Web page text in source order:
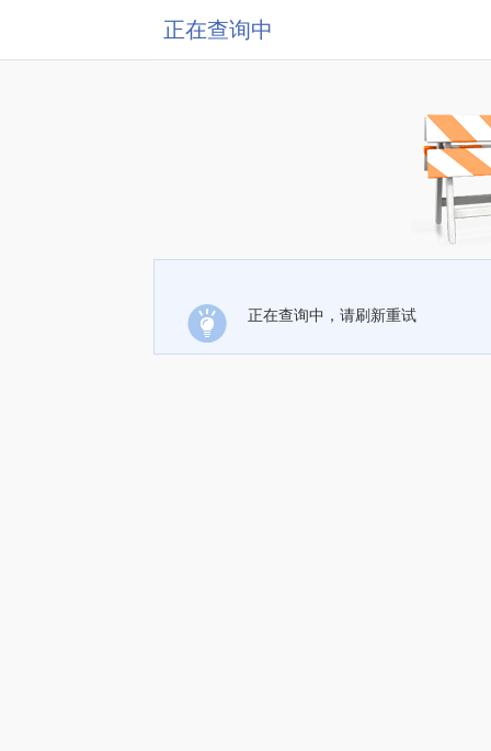
正在查询中
正在查询中，请刷新重试